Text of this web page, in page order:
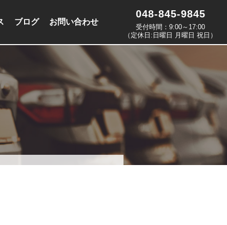
ブログ お問い合わせ
048-845-9845
受付時間：9:00～17:00
（定休日:日曜日 月曜日 祝日）